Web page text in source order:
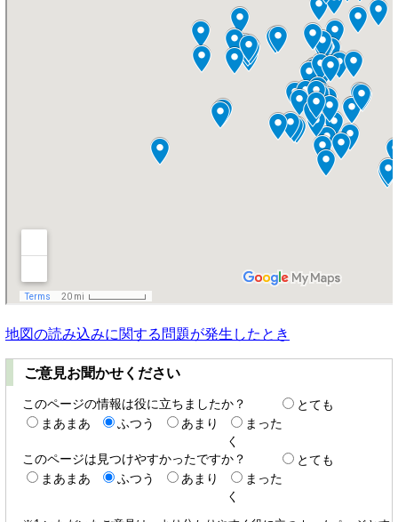
地図の読み込みに関する問題が発生したとき
ご意見お聞かせください
このページの情報は役に立ちましたか？
とても
まあまあ
ふつう あまり
まった
く
このページは見つけやすかったですか？
とても
まあまあ
ふつう あまり
まった
く